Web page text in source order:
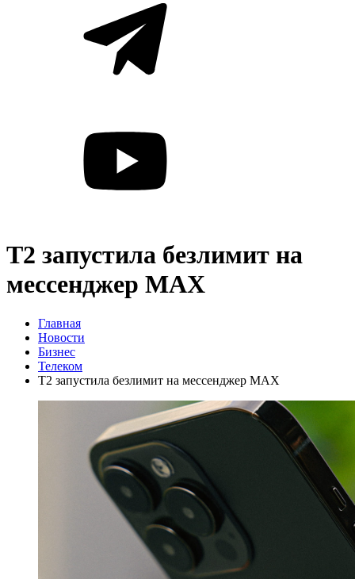
Т2 запустила безлимит на
мессенджер MAX
Главная
Новости
Бизнес
Телеком
Т2 запустила безлимит на мессенджер MAX